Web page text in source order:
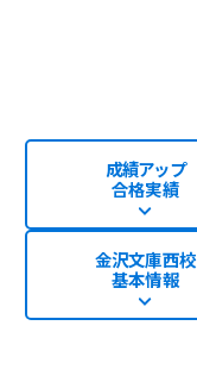
成績アップ
合格実績
金沢文庫西校
基本情報